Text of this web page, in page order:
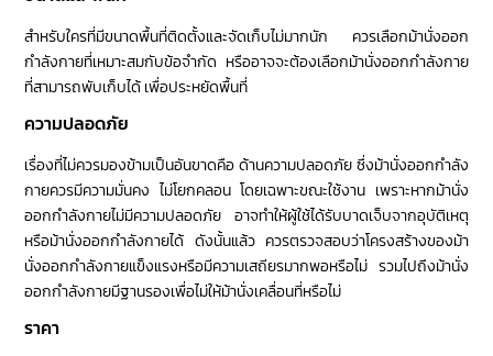
สำหรับใครที่มีขนาดพื้นที่ติดตั้งและจัดเก็บไม่มากนัก ควรเลือกม้านั่งออก
กำลังกายที่เหมาะสมกับข้อจำกัด หรืออาจจะต้องเลือกม้านั่งออกกำลังกาย
ที่สามารถพับเก็บได้ เพื่อประหยัดพื้นที่
ความปลอดภัย
เรื่องที่ไม่ควรมองข้ามเป็นอันขาดคือ ด้านความปลอดภัย ซึ่งม้านั่งออกกำลัง
กายควรมีความมั่นคง ไม่โยกคลอน โดยเฉพาะขณะใช้งาน เพราะหากม้านั่ง
ออกกำลังกายไม่มีความปลอดภัย อาจทำให้ผู้ใช้ได้รับบาดเจ็บจากอุบัติเหตุ
หรือม้านั่งออกกำลังกายได้ ดังนั้นแล้ว ควรตรวจสอบว่าโครงสร้างของม้า
นั่งออกกำลังกายแข็งแรงหรือมีความเสถียรมากพอหรือไม่ รวมไปถึงม้านั่ง
ออกกำลังกายมีฐานรองเพื่อไม่ให้ม้านั่งเคลื่อนที่หรือไม่
ราคา